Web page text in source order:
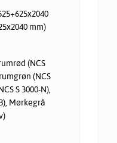
mm)
(NCS
(NCS
S 3000-N),
Mørkegrå